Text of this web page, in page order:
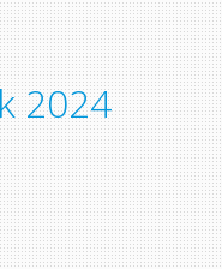
2024